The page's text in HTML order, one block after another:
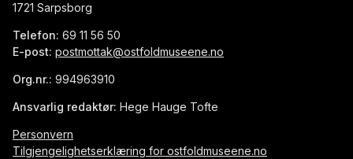
1721 Sarpsborg
Telefon: 69 11 56 50
E-post: postmottak@ostfoldmuseene.no
Org.nr.: 994963910
Ansvarlig redaktør: Hege Hauge Tofte
Personvern
Tilgjengelighetserklæring for ostfoldmuseene.no